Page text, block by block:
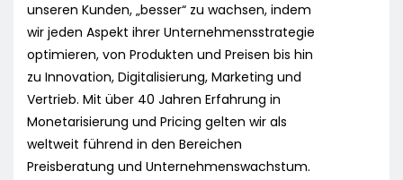
unseren Kunden, „besser“ zu wachsen, indem
wir jeden Aspekt ihrer Unternehmensstrategie
optimieren, von Produkten und Preisen bis hin
zu Innovation, Digitalisierung, Marketing und
Vertrieb. Mit über 40 Jahren Erfahrung in
Monetarisierung und Pricing gelten wir als
weltweit führend in den Bereichen
Preisberatung und Unternehmenswachstum.